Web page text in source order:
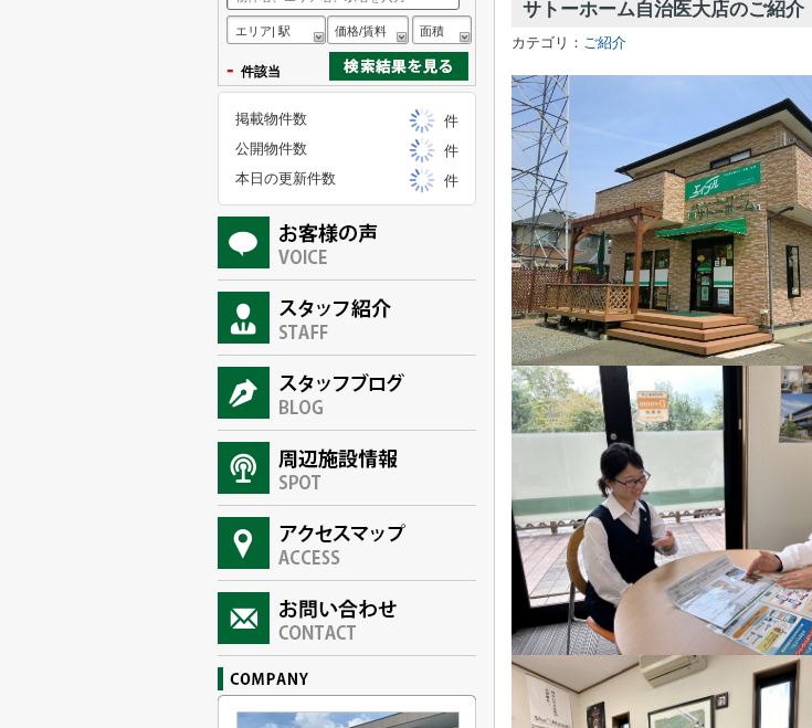
サトーホーム自治医大店のご紹介
カテゴリ： ご紹介
エリア| 駅 価格/賃料 面積
- 件該当
掲載物件数
件
公開物件数
件
本日の更新件数
件